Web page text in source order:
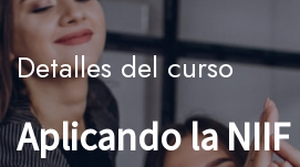
Detalles del curso
Aplicando la NIIF